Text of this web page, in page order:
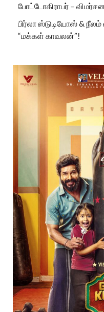
போட்டோகிராபர் –
பிர்லா ஸ்டுடியோஸ் &
“மக்கள் காவலன்”!